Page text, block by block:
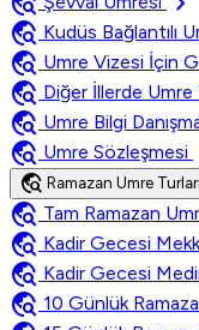
travel_explore Kudüs Bağlantılı
travel_explore Umre Vizesi İçin
travel_explore Diğer İllerde Umre
travel_explore Umre Bilgi
travel_explore Umre Sözleşmesi
travel_explore Ramazan Umre Turları
travel_explore Tam Ramazan
travel_explore Kadir Gecesi
travel_explore Kadir Gecesi
travel_explore 10 Günlük